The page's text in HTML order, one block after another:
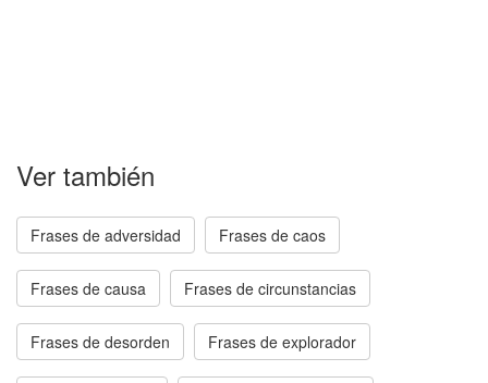
Ver también
Frases de adversidad Frases de caos
Frases de causa Frases de circunstancias
Frases de desorden Frases de explorador